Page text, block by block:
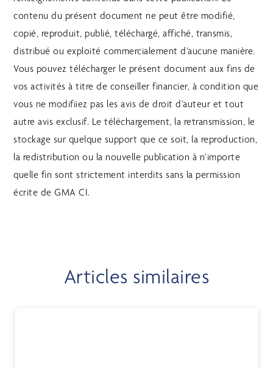
contenu du présent document ne peut être modifié,
copié, reproduit, publié, téléchargé, affiché, transmis,
distribué ou exploité commercialement d’aucune manière.
Vous pouvez télécharger le présent document aux fins de
vos activités à titre de conseiller financier, à condition que
vous ne modifiiez pas les avis de droit d’auteur et tout
autre avis exclusif. Le téléchargement, la retransmission, le
stockage sur quelque support que ce soit, la reproduction,
la redistribution ou la nouvelle publication à n’importe
quelle fin sont strictement interdits sans la permission
écrite de GMA CI.
Articles similaires